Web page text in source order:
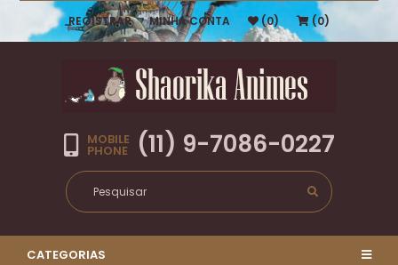
REGISTRAR MINHA CONTA (0) (0)
MOBILE
PHONE (11) 9-7086-0227
CATEGORIAS